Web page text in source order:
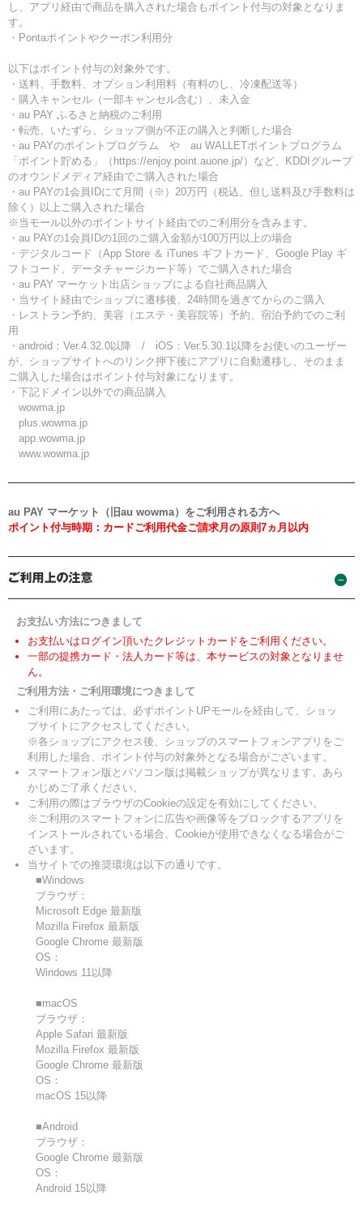
し、アプリ経由で商品を購入された場合もポイント付与の対象となりま
す。
・Pontaポイントやクーポン利用分
以下はポイント付与の対象外です。
・送料、手数料、オプション利用料（有料のし、冷凍配送等）
・購入キャンセル（一部キャンセル含む）、未入金
・au PAY ふるさと納税のご利用
・転売、いたずら、ショップ側が不正の購入と判断した場合
・au PAYのポイントプログラム や au WALLETポイントプログラム
「ポイント貯める」（https://enjoy.point.auone.jp/）など、KDDIグループ
のオウンドメディア経由でご購入された場合
・au PAYの1会員IDにて月間（※）20万円（税込、但し送料及び手数料は
除く）以上ご購入された場合
※当モール以外のポイントサイト経由でのご利用分を含みます。
・au PAYの1会員IDの1回のご購入金額が100万円以上の場合
・デジタルコード（App Store ＆ iTunes ギフトカード、Google Play ギ
フトコード、データチャージカード等）でご購入された場合
・au PAY マーケット出店ショップによる自社商品購入
・当サイト経由でショップに遷移後、24時間を過ぎてからのご購入
・レストラン予約、美容（エステ・美容院等）予約、宿泊予約でのご利
用
・android：Ver.4.32.0以降 / iOS：Ver.5.30.1以降をお使いのユーザー
が、ショップサイトへのリンク押下後にアプリに自動遷移し、そのまま
ご購入した場合はポイント付与対象になります。
・下記ドメイン以外での商品購入
wowma.jp
plus.wowma.jp
app.wowma.jp
www.wowma.jp
au PAY マーケット（旧au wowma）をご利用される方へ
ポイント付与時期：カードご利用代金ご請求月の原則7ヵ月以内
お支払い方法につきまして
お支払いはログイン頂いたクレジットカードをご利用ください。
一部の提携カード・法人カード等は、本サービスの対象となりませ
ん。
ご利用方法・ご利用環境につきまして
ご利用にあたっては、必ずポイントUPモールを経由して、ショッ
プサイトにアクセスしてください。
※各ショップにアクセス後、ショップのスマートフォンアプリをご
利用した場合、ポイント付与の対象外となる場合がございます。
スマートフォン版とパソコン版は掲載ショップが異なります。あら
かじめご了承ください。
ご利用の際はブラウザのCookieの設定を有効にしてください。
※ご利用のスマートフォンに広告や画像等をブロックするアプリを
インストールされている場合、Cookieが使用できなくなる場合がご
ざいます。
当サイトでの推奨環境は以下の通りです。
■Windows
ブラウザ：
Microsoft Edge 最新版
Mozilla Firefox 最新版
Google Chrome 最新版
OS：
Windows 11以降
■macOS
ブラウザ：
Apple Safari 最新版
Mozilla Firefox 最新版
Google Chrome 最新版
OS：
macOS 15以降
■Android
ブラウザ：
Google Chrome 最新版
OS：
Android 15以降